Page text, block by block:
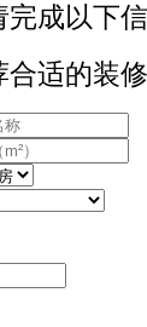
完成以下
合适的装